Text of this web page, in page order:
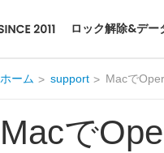
ロック解除&デー
ホーム support Macで
Macで